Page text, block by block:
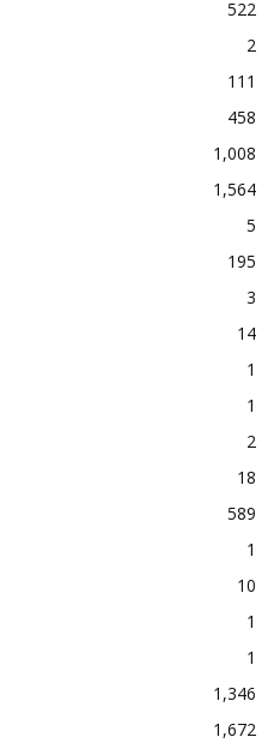
522
2
111
458
1,008
1,564
5
195
3
14
1
1
2
18
589
1
10
1
1
1,346
1,672